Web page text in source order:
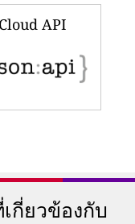
Cloud API
กี่ยวข้องกับ